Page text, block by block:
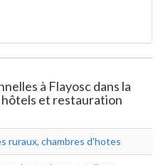
à Flayosc dans la
et restauration
ruraux, chambres d'hotes